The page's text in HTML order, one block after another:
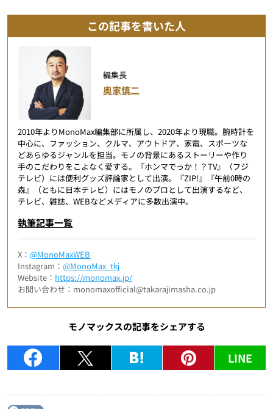
この記事を書いた人
編集長
奥家慎二
2010年よりMonoMax編集部に所属し、2020年より現職。腕時計を
中心に、ファッション、クルマ、アウトドア、家電、スポーツな
どあらゆるジャンルを担当。モノの背景にあるストーリーや作り
手のこだわりをこよなく愛する。『ホンマでっか！？TV』（フジ
テレビ）には便利グッズ評論家として出演。『ZIP!』『午前0時の
森』（ともに日本テレビ）にはモノのプロとして出演するなど、
テレビ、雑誌、WEBなどメディアに多数出演中。
執筆記事一覧
X：@MonoMaxWEB
Instagram：@MonoMax_tkj
Website： https://monomax.jp/
お問い合わせ：monomaxofficial@takarajimasha.co.jp
モノマックスの記事をシェアする
LINE